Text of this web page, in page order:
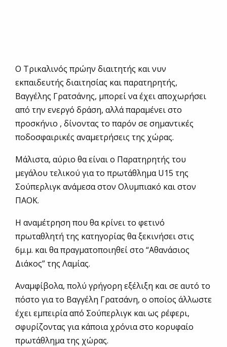
Ο Τρικαλινός πρώην διαιτητής και νυν
εκπαιδευτής διαιτησίας και παρατηρητής,
Βαγγέλης Γρατσάνης, μπορεί να έχει αποχωρήσει
από την ενεργό δράση, αλλά παραμένει στο
προσκήνιο , δίνοντας το παρόν σε σημαντικές
ποδοσφαιρικές αναμετρήσεις της χώρας.
Μάλιστα, αύριο θα είναι ο Παρατηρητής του
μεγάλου τελικού για το πρωτάθλημα U15 της
Σούπερλιγκ ανάμεσα στον Ολυμπιακό και στον
ΠΑΟΚ.
Η αναμέτρηση που θα κρίνει το φετινό
πρωταθλητή της κατηγορίας θα ξεκινήσει στις
6μ.μ. και θα πραγματοποιηθεί στο “Αθανάσιος
Διάκος” της Λαμίας.
Αναμφίβολα, πολύ γρήγορη εξέλιξη και σε αυτό το
πόστο για το Βαγγέλη Γρατσάνη, ο οποίος άλλωστε
έχει εμπειρία από Σούπερλιγκ και ως ρέφερι,
σφυρίζοντας για κάποια χρόνια στο κορυφαίο
πρωτάθλημα της χώρας.